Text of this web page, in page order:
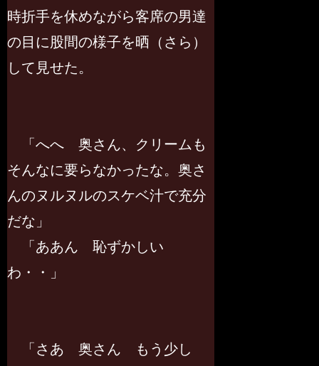
時折手を休めながら客席の男達
の目に股間の様子を晒（さら）
して見せた。
「へへ 奥さん、クリームも
そんなに要らなかったな。奥さ
んのヌルヌルのスケベ汁で充分
だな」
「ああん 恥ずかしい
わ・・」
「さあ 奥さん もう少し